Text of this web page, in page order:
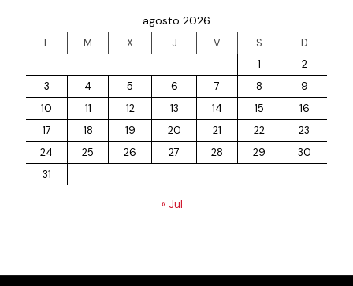
agosto 2026
L M X J V S
D
1
2
3
4 5 6 7 8
9
10
11 12 13 14 15
16
17
18 19 20 21 22
23
24
25 26 27 28 29
30
31
« Jul